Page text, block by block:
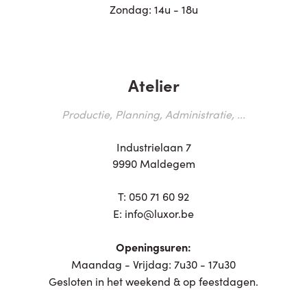
Zondag: 14u - 18u
Atelier
Productie, Planning, Administratie, ...
Industrielaan 7
9990 Maldegem
T: 050 71 60 92
E: info@luxor.be
Openingsuren:
Maandag - Vrijdag: 7u30 - 17u30
Gesloten in het weekend & op feestdagen.